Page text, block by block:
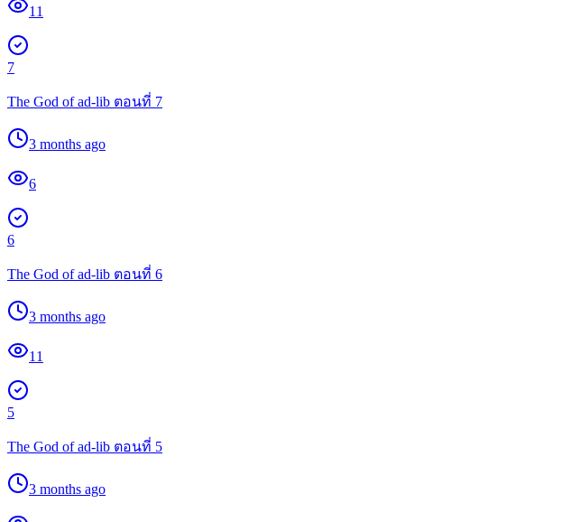
11
7
The God of ad-lib ตอนที่ 7
3 months ago
6
6
The God of ad-lib ตอนที่ 6
3 months ago
11
5
The God of ad-lib ตอนที่ 5
3 months ago